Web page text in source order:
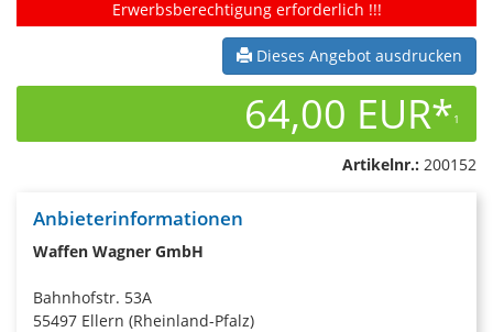
Erwerbsberechtigung erforderlich !!!
Dieses Angebot ausdrucken
64,00 EUR*1
Artikelnr.: 200152
Anbieterinformationen
Waffen Wagner GmbH
Bahnhofstr. 53A
55497 Ellern (Rheinland-Pfalz)